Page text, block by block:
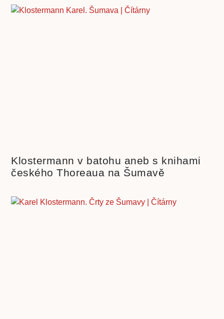
Klostermann v batohu aneb s knihami
českého Thoreaua na Šumavě